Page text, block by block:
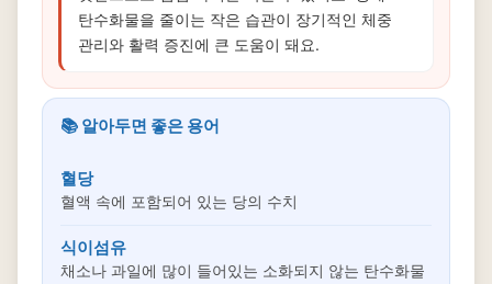
탄수화물을 줄이는 작은 습관이 장기적인 체중
관리와 활력 증진에 큰 도움이 돼요.
📚 알아두면 좋은 용어
혈당
혈액 속에 포함되어 있는 당의 수치
식이섬유
채소나 과일에 많이 들어있는 소화되지 않는 탄수화물